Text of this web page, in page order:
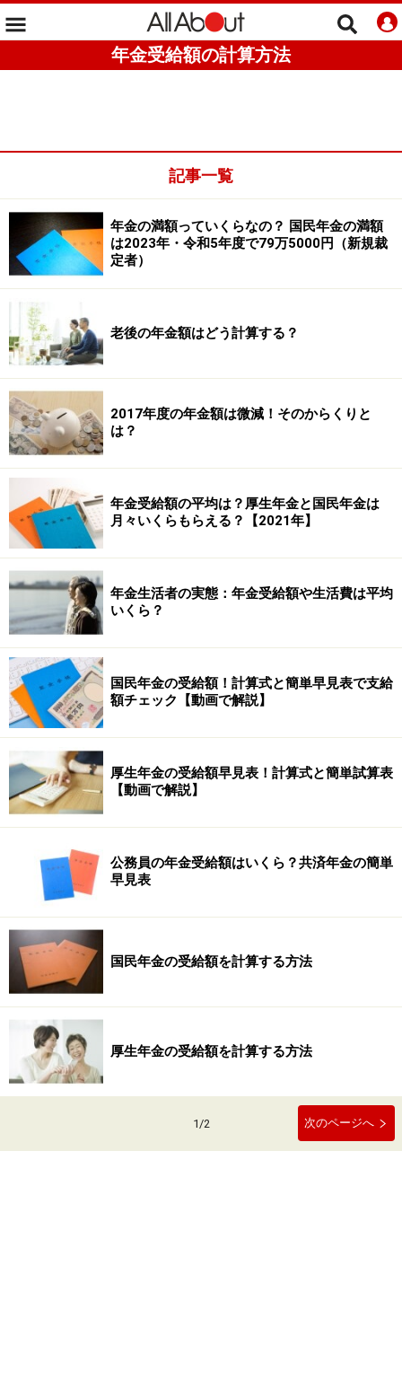
年金受給額の計算方法
記事一覧
年金の満額っていくらなの？ 国民年金の満額
は2023年・令和5年度で79万5000円（新規裁
定者）
老後の年金額はどう計算する？
2017年度の年金額は微減！そのからくりと
は？
年金受給額の平均は？厚生年金と国民年金は
月々いくらもらえる？【2021年】
年金生活者の実態：年金受給額や生活費は平均
いくら？
国民年金の受給額！計算式と簡単早見表で支給
額チェック【動画で解説】
厚生年金の受給額早見表！計算式と簡単試算表
【動画で解説】
公務員の年金受給額はいくら？共済年金の簡単
早見表
国民年金の受給額を計算する方法
厚生年金の受給額を計算する方法
1/2 次のページへ